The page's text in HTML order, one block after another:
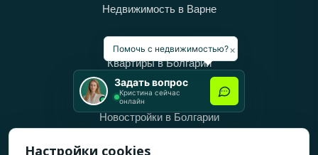
Недвижимость в Варне
Категории
Квартиры в Болгарии
Дома в Болгарии
Новостройки в Болгарии
Вторичное жильё в Болгарии
×
Помочь с недвижимостью?
Задать вопрос
Кристина сейчас
онлайн
Настройки cookies